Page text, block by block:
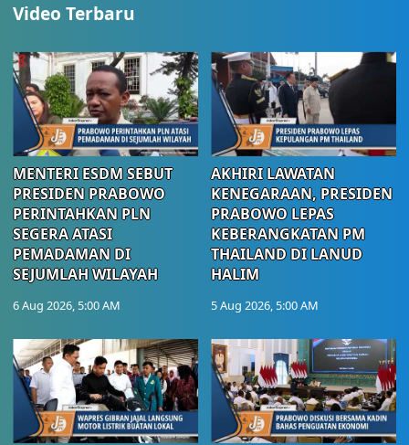
Video Terbaru
MENTERI ESDM SEBUT
PRESIDEN PRABOWO
PERINTAHKAN PLN
SEGERA ATASI
PEMADAMAN DI
SEJUMLAH WILAYAH
6 Aug 2026, 5:00 AM
AKHIRI LAWATAN
KENEGARAAN, PRESIDEN
PRABOWO LEPAS
KEBERANGKATAN PM
THAILAND DI LANUD
HALIM
5 Aug 2026, 5:00 AM